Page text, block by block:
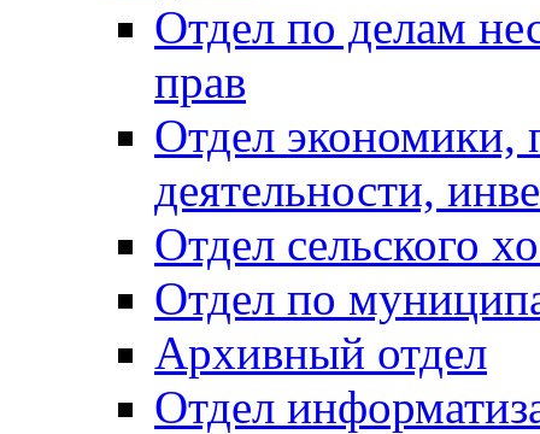
Отдел по делам
прав
Отдел экономики,
деятельности,
Отдел сельского
Отдел по
Архивный отдел
Отдел